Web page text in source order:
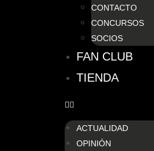
CONTACTO
CONCURSOS
SOCIOS
FAN CLUB
TIENDA
ACTUALIDAD
OPINIÓN